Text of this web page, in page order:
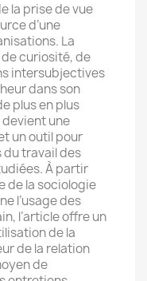
la prise de vue
d’une
La
curiosité, de
intersubjectives
dans son
plus en plus
devient une
un outil pour
travail des
À partir
de la sociologie
l’usage des
l’article offre un
de la
de la relation
de